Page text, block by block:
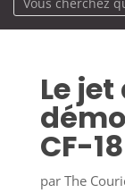
Le
CF-
par The